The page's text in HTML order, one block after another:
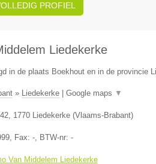
PROFIEL
Liedekerke
in de plaats Boekhout en in de provincie
» Liedekerke| Google maps ▼
, 1770 Liedekerke(Vlaams-Brabant)
, Fax: -, BTW-nr: -
Van Middelem Liedekerke